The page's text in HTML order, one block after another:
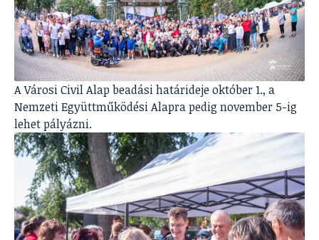
A Városi Civil Alap beadási határideje október 1., a
Nemzeti Együttműködési Alapra pedig november 5-ig
lehet pályázni.